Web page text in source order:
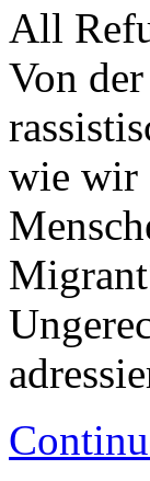
All
Von
wie wir